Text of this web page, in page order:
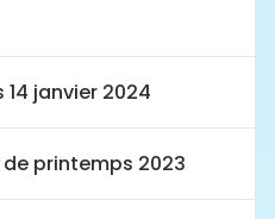
14 janvier 2024
printemps 2023